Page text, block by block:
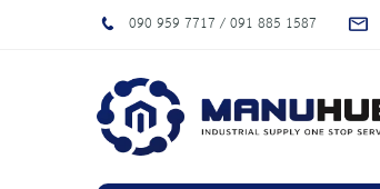
090 959 7717 / 091 885 1587